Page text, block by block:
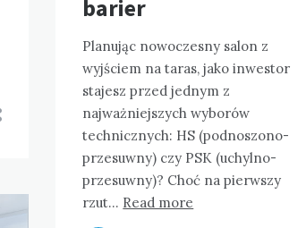
barier
Planując nowoczesny salon z
wyjściem na taras, jako inwestor
stajesz przed jednym z
najważniejszych wyborów
technicznych: HS (podnoszono-
przesuwny) czy PSK (uchylno-
przesuwny)? Choć na pierwszy
rzut… Read more